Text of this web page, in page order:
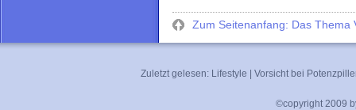
Zum Seitenanfang: Das Thema
Zuletzt gelesen: Lifestyle Vorsicht bei
©copyright 2009